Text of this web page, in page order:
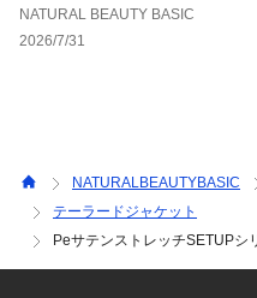
NATURAL BEAUTY BASIC
2026/7/31
NATURALBEAUTYBASIC
テーラードジャケット
PeサテンストレッチSETUP